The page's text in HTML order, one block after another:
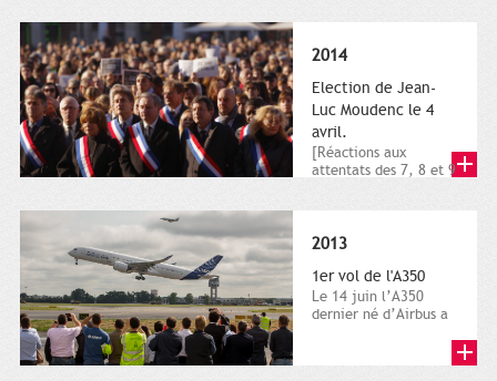
2014
Election de Jean-
Luc Moudenc le 4
avril.
[Réactions aux
attentats des 7, 8 et 9
2013
1er vol de l'A350
Le 14 juin l’A350
dernier né d’Airbus a